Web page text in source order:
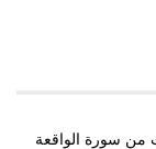
من سورة الواقعة